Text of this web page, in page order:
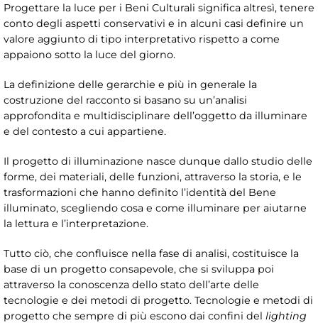
Progettare la luce per i Beni Culturali significa altresì, tenere
conto degli aspetti conservativi e in alcuni casi definire un
valore aggiunto di tipo interpretativo rispetto a come
appaiono sotto la luce del giorno.
La definizione delle gerarchie e più in generale la
costruzione del racconto si basano su un’analisi
approfondita e multidisciplinare dell’oggetto da illuminare
e del contesto a cui appartiene.
Il progetto di illuminazione nasce dunque dallo studio delle
forme, dei materiali, delle funzioni, attraverso la storia, e le
trasformazioni che hanno definito l’identità del Bene
illuminato, scegliendo cosa e come illuminare per aiutarne
la lettura e l’interpretazione.
Tutto ciò, che confluisce nella fase di analisi, costituisce la
base di un progetto consapevole, che si sviluppa poi
attraverso la conoscenza dello stato dell’arte delle
tecnologie e dei metodi di progetto. Tecnologie e metodi di
progetto che sempre di più escono dai confini del lighting